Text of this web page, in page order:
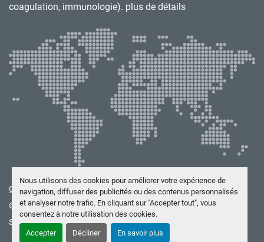
Nous utilisons des cookies pour améliorer votre expérience de
navigation, diffuser des publicités ou des contenus personnalisés
et analyser notre trafic. En cliquant sur "Accepter tout", vous
consentez à notre utilisation des cookies.
Accepter Décliner En savoir plus
coagulation, immunologie). plus de détails
Gérez les cookies
© Copyright BIOTEKNICS 2026
Site webMachinio SystemparMachinio